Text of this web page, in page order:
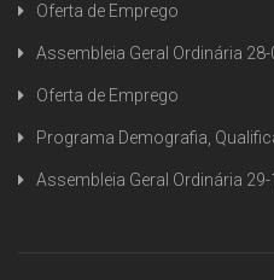
Oferta de Emprego
Assembleia Geral Ordinária
Oferta de Emprego
Programa Demografia,
Assembleia Geral Ordinária